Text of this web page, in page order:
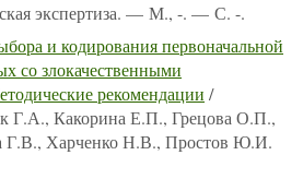
экспертиза. — М., -. — С. -.
и кодирования первоначальной
со злокачественными
рекомендации /
Г.А., Какорина Е.П., Грецова О.П.,
Г.В., Харченко Н.В., Простов Ю.И.